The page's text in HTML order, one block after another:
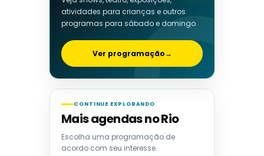
atividades para crianças e outros
programas para sábado e domingo.
Ver programação→
CONTINUE EXPLORANDO
Mais agendas no Rio
Escolha uma programação de
acordo com seu interesse.